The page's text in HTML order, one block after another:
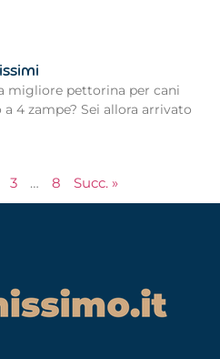
migliore pettorina per cani
4 zampe? Sei allora arrivato
3 … 8 Succ. »